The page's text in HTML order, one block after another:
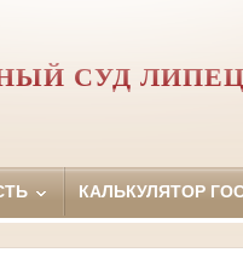
СУД
КАЛЬКУЛЯТОР